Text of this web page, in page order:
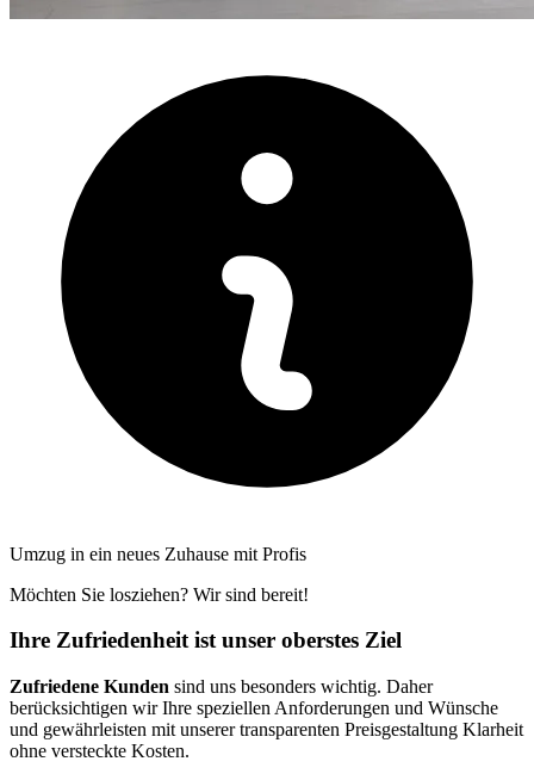
Umzug in ein neues Zuhause mit Profis
Möchten Sie losziehen? Wir sind bereit!
Ihre Zufriedenheit ist unser oberstes Ziel
Zufriedene Kunden sind uns besonders wichtig. Daher
berücksichtigen wir Ihre speziellen Anforderungen und Wünsche
und gewährleisten mit unserer transparenten Preisgestaltung Klarheit
ohne versteckte Kosten.